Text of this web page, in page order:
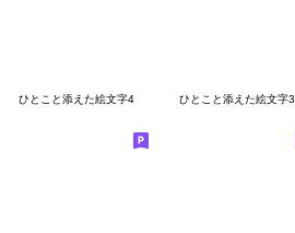
ひとこと添えた絵文字4 ひとこと添えた絵文字3